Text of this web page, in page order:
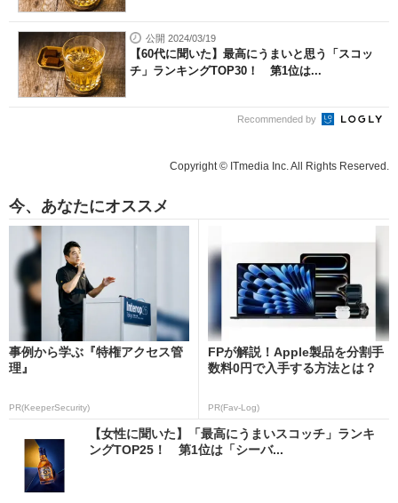
公開 2024/03/19
【60代に聞いた】最高にうまいと思う「スコッ
チ」ランキングTOP30！ 第1位は...
Recommended by
Copyright © ITmedia Inc. All Rights Reserved.
今、あなたにオススメ
事例から学ぶ『特権アクセス管
理』
PR(KeeperSecurity)
FPが解説！Apple製品を分割手
数料0円で入手する方法とは？
PR(Fav-Log)
【女性に聞いた】「最高にうまいスコッチ」ランキ
ングTOP25！ 第1位は「シーバ...